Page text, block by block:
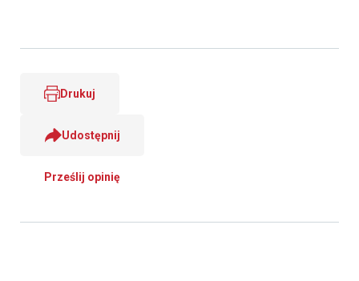
Drukuj
Udostępnij
Prześlij opinię